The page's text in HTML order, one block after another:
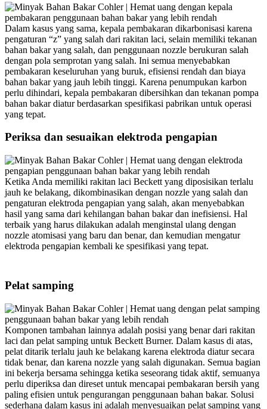
Dalam kasus yang sama, kepala pembakaran dikarbonisasi karena
pengaturan “z” yang salah dari rakitan laci, selain memiliki tekanan
bahan bakar yang salah, dan penggunaan nozzle berukuran salah
dengan pola semprotan yang salah. Ini semua menyebabkan
pembakaran keseluruhan yang buruk, efisiensi rendah dan biaya
bahan bakar yang jauh lebih tinggi. Karena penumpukan karbon
perlu dihindari, kepala pembakaran dibersihkan dan tekanan pompa
bahan bakar diatur berdasarkan spesifikasi pabrikan untuk operasi
yang tepat.
Periksa dan sesuaikan elektroda pengapian
Ketika Anda memiliki rakitan laci Beckett yang diposisikan terlalu
jauh ke belakang, dikombinasikan dengan nozzle yang salah dan
pengaturan elektroda pengapian yang salah, akan menyebabkan
hasil yang sama dari kehilangan bahan bakar dan inefisiensi. Hal
terbaik yang harus dilakukan adalah menginstal ulang dengan
nozzle atomisasi yang baru dan benar, dan kemudian mengatur
elektroda pengapian kembali ke spesifikasi yang tepat.
Pelat samping
Komponen tambahan lainnya adalah posisi yang benar dari rakitan
laci dan pelat samping untuk Beckett Burner. Dalam kasus di atas,
pelat ditarik terlalu jauh ke belakang karena elektroda diatur secara
tidak benar, dan karena nozzle yang salah digunakan. Semua bagian
ini bekerja bersama sehingga ketika seseorang tidak aktif, semuanya
perlu diperiksa dan direset untuk mencapai pembakaran bersih yang
paling efisien untuk pengurangan penggunaan bahan bakar. Solusi
sederhana dalam kasus ini adalah menyesuaikan pelat samping yang